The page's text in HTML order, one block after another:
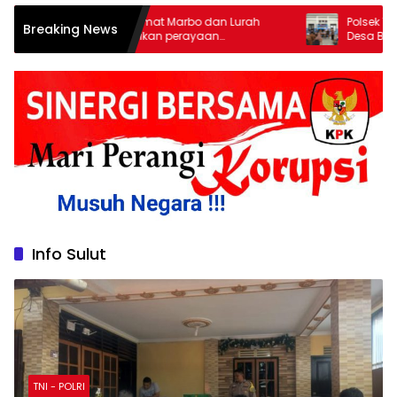
Breaking News
Kolaborasi Camat Marbo dan Lurah
Mangadu jadikan perayaan
kemerdekaan sebagai penggerak
Polsek Tlanakan
Desa Bandaran,
Pembangunan
Info Sulut
TNI - POLRI